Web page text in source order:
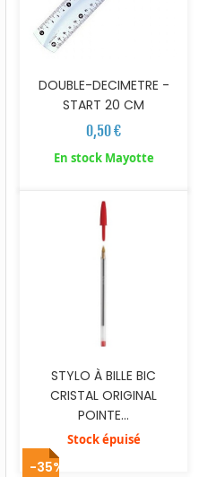
DOUBLE-DECIMETRE -
START 20 CM
0,50 €
En stock Mayotte
STYLO À BILLE BIC
CRISTAL ORIGINAL
POINTE...
Stock épuisé
-35%